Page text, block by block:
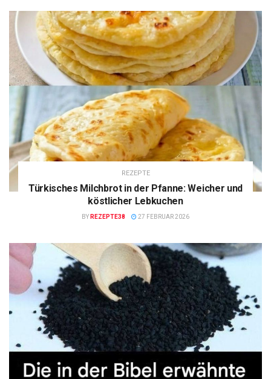
REZEPTE
Türkisches Milchbrot in der Pfanne: Weicher und
köstlicher Lebkuchen
BY REZEPTE38 27 FEBRUAR 2026